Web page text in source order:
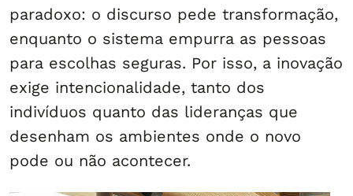
paradoxo: o discurso pede transformação,
enquanto o sistema empurra as pessoas
para escolhas seguras. Por isso, a inovação
exige intencionalidade, tanto dos
indivíduos quanto das lideranças que
desenham os ambientes onde o novo
pode ou não acontecer.